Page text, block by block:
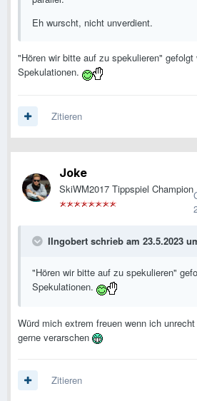
Eh wurscht, nicht unverdient.
"Hören wir bitte auf zu spekulieren"
Spekulationen.
Zitieren
Joke
SkiWM2017 Tippspiel Champion
IIngobert schrieb am 23.5.2023
"Hören wir bitte auf zu spekulieren"
Spekulationen.
Würd mich extrem freuen wenn ich
gerne verarschen
Zitieren